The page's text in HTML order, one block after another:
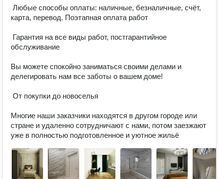
карта, перевод. Поэтапная оплата работ
обслуживание
Вы можете спокойно заниматься своими делами и
делегировать нам все заботы о вашем доме!
Многие наши заказчики находятся в другом городе или
стране и удаленно сотрудничают с нами, потом заезжают
уже в полностью подготовленное и уютное жильё